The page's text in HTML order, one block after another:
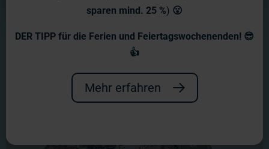
ebenfalls vier Zonen aufgeteilt.
sparen mind. 25 %) 😮
DER TIPP für die Ferien und Feiertagswochenenden! 😎
👍
Mehr erfahren